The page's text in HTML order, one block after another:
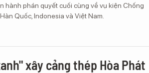
hành phán quyết cuối cùng về vụ kiện Chống
Quốc, Indonesia và Việt Nam.
xây cảng thép Hòa Phát